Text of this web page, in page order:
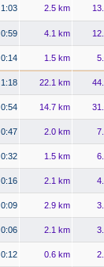
1:03 2.5 km
0:59 4.1 km
0:14 1.5 km
1:18 22.1 km
0:54 14.7 km
0:47 2.0 km
0:32 1.5 km
0:16 2.1 km
0:09 2.9 km
0:06 2.1 km
0:12 0.6 km